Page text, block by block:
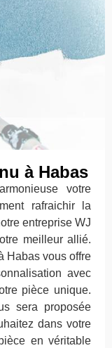
à Habas
votre
rafraichir la
entreprise WJ
meilleur allié.
Habas vous offre
avec
pièce unique.
sera proposée
dans votre
en véritable